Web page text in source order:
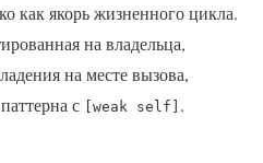
как якорь жизненного цикла.
на владельца,
на месте вызова,
с
[weak self] .